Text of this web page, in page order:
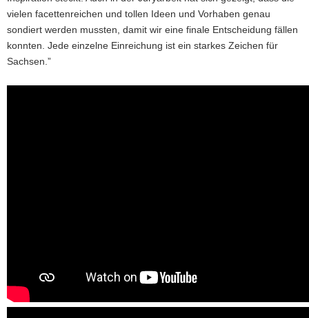
vielen facettenreichen und tollen Ideen und Vorhaben genau
sondiert werden mussten, damit wir eine finale Entscheidung fällen
konnten. Jede einzelne Einreichung ist ein starkes Zeichen für
Sachsen.”